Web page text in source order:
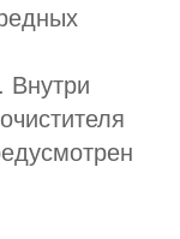
Внутри